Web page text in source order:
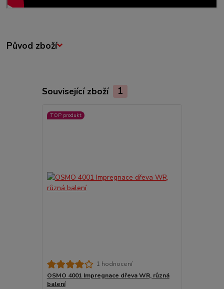
Původ zboží
Související zboží 1
TOP produkt
1 hodnocení
OSMO 4001 Impregnace dřeva WR, různá
balení